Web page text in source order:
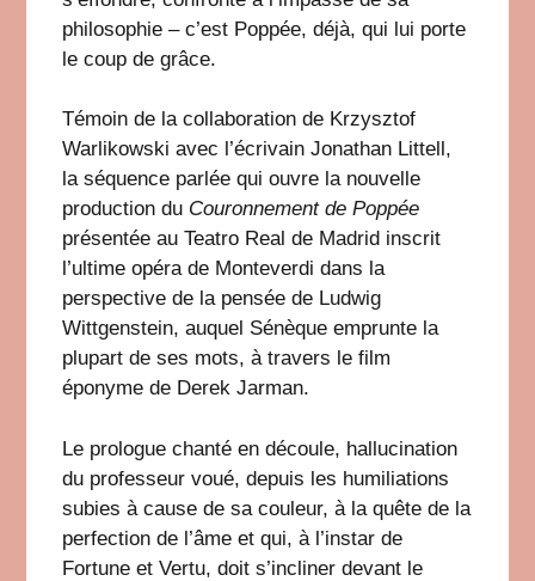
philosophie – c’est Poppée, déjà, qui lui porte
le coup de grâce.
Témoin de la collaboration de Krzysztof
Warlikowski avec l’écrivain Jonathan Littell,
la séquence parlée qui ouvre la nouvelle
production du Couronnement de Poppée
présentée au Teatro Real de Madrid inscrit
l’ultime opéra de Monteverdi dans la
perspective de la pensée de Ludwig
Wittgenstein, auquel Sénèque emprunte la
plupart de ses mots, à travers le film
éponyme de Derek Jarman.
Le prologue chanté en découle, hallucination
du professeur voué, depuis les humiliations
subies à cause de sa couleur, à la quête de la
perfection de l’âme et qui, à l’instar de
Fortune et Vertu, doit s’incliner devant le